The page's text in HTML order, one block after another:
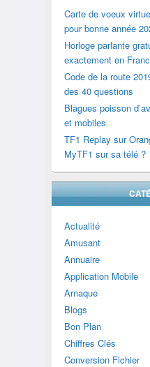
Carte de voeux
pour bonne année
Horloge parlante
exactement en
Code de la route
des 40 questions
Blagues poisson
et mobiles
TF1 Replay sur
MyTF1 sur sa télé ?
Actualité
Amusant
Annuaire
Application Mobile
Arnaque
Blogs
Bon Plan
Chiffres Clés
Conversion Fichier